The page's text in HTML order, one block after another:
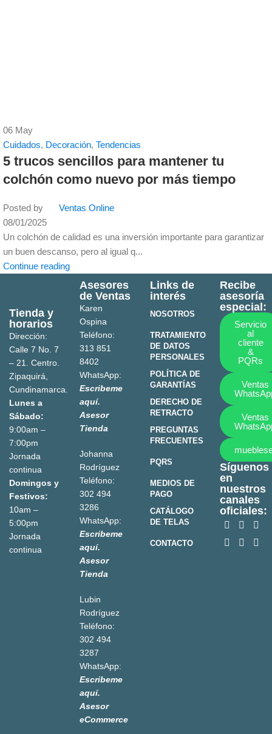
06 May
Cuidados, Decoración, Tendencias
5 trucos sencillos para mantener tu
colchón como nuevo por más tiempo
Posted by
Ventas Online
08/01/2025
Un colchón de calidad es una inversión importante para garantizar
un buen descanso, pero al igual q...
Continue reading
Tienda y
horarios
Dirección:
Calle 7 No. 7
– 21. Centro.
Zipaquirá,
Cundinamarca.
Lunes a
Sábado:
9:00am –
7:00pm
Jornada
continua
Domingos y
Festivos:
10am –
5:00pm
Jornada
continua
Asesores
de Ventas
Karen
Ospina
Teléfono:
313 851
8402
WhatsApp:
Escribeme
aquí.
Asesor
Tienda
Johanna
Rodríguez
Teléfono:
302 494
3286
WhatsApp:
Escribeme
aquí.
Asesor
Tienda
Lubin
Rodríguez
Teléfono:
302 494
3287
WhatsApp:
Escribeme
aquí.
Asesor
eCommerce
Links de
interés
NOSOTROS
TRATAMIENTO
DE DATOS
PERSONALES
POLÍTICA DE
GARANTÍAS
DERECHO DE
RETRACTO
PREGUNTAS
FRECUENTES
PQRS
MEDIOS DE
PAGO
CATÁLOGO
DE TELAS
CONTACTO
Recibe
asesoría
especial:
Servicio
al
cliente
&
PQRs
Ventas
Ventas
Síguenos
en
nuestros
canales
oficiales: